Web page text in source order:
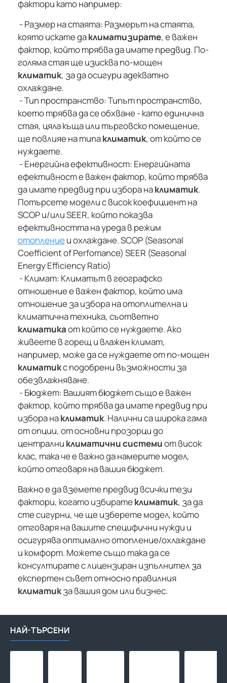
фактори като например:
- Размер на стаята: Размерът на стаята,
която искате даклиматизирате, е важен
фактор, който трябва да имате предвид. По-
голяма стая ще изисква по-мощен
климатик, за да осигури адекватно
охлаждане.
- Тип пространство: Типът пространство,
което трябва да се обхване - като единична
стая, цяла къща или търговско помещение,
ще повлияе на типаклиматик, от който се
нуждаете.
- Енергийна ефективност: Енергийната
ефективност е важен фактор, който трябва
да имате предвид при избора наклиматик.
Потърсете модели с висок коефициент на
SCOP и/или SEER, който показва
ефективността на уреда в режим
отоплениеи охлаждане. SCOP (Seasonal
Coefficient of Perfomance) SEER (Seasonal
Energy Efficiency Ratio)
- Климат: Климатът в географско
отношение е важен фактор, който има
отношение за избора на отоплителна и
климатична техника, съответно
климатикаот който се нуждаете. Ако
живеете в горещ и влажен климат,
например, може да се нуждаете от по-мощен
климатикс подобрени възможности за
обезвлажняване.
- Бюджет: Вашият бюджет също е важен
фактор, който трябва да имате предвид при
избора наклиматик. Налични са широка гама
от опции, от основни прозорци до
централни климатични системиот висок
клас, така че е важно да намерите модел,
който отговаря на вашия бюджет.
Важно е да вземете предвид всички тези
фактори, когато избиратеклиматик, за да
сте сигурни, че ще изберете модел, който
отговаря на вашите специфични нужди и
осигурява оптимално отопление/охлаждане
и комфорт. Можете също така да се
консултирате с лицензиран изпълнител за
експертен съвет относно правилния
климатикза вашия дом или бизнес.
НАЙ-ТЪРСЕНИ